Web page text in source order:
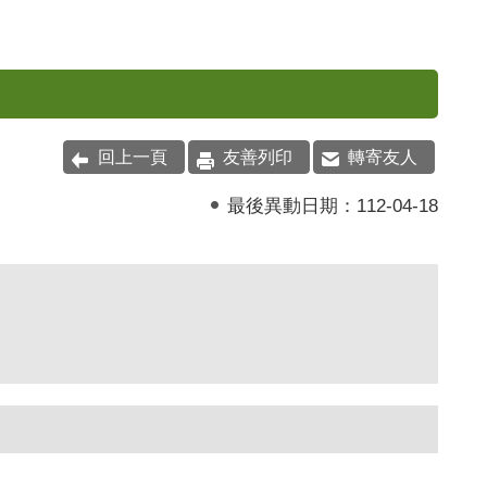
回上一頁 友善列印 轉寄友人
最後異動日期： 112-04-18